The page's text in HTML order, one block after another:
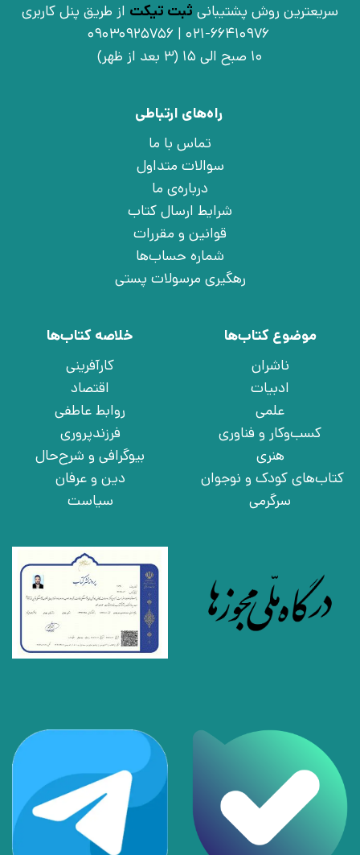
سریعترین روش پشتیبانی ثبت تیکت از طریق پنل کاربری
021-66410976 | 09030925756
10 صبح الی 15 (3 بعد از ظهر)
راه‌های ارتباطی
تماس با ما
سوالات متداول
درباره‌ی ما
شرایط ارسال کتاب
قوانین و مقررات
شماره حساب‌ها
رهگیری مرسولات پستی
موضوع کتاب‌ها
ناشران
ادبیات
علمی
کسب‌وکار و فناوری
هنری
کتاب‌های کودک و نوجوان
سرگرمی
خلاصه کتاب‌ها
کارآفرینی
اقتصاد
روابط عاطفی
فرزندپروری
بیوگرافی و شرح‌حال
دین و عرفان
سیاست